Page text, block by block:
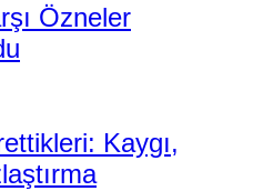
Özneler
Kaygı,